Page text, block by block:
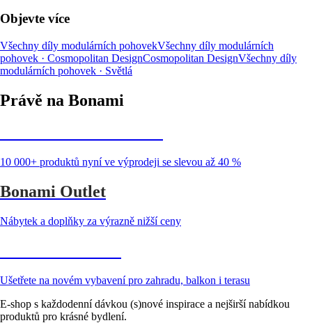
Objevte více
Všechny díly modulárních pohovekVšechny díly modulárních
pohovek · Cosmopolitan DesignCosmopolitan DesignVšechny díly
modulárních pohovek · Světlá
Právě na Bonami
10 000+ produktů nyní ve výprodeji se slevou až 40 %
Bonami Outlet
Nábytek a doplňky za výrazně nižší ceny
Ušetřete na novém vybavení pro zahradu, balkon i terasu
E-shop s každodenní dávkou (s)nové inspirace a nejširší nabídkou
produktů pro krásné bydlení.